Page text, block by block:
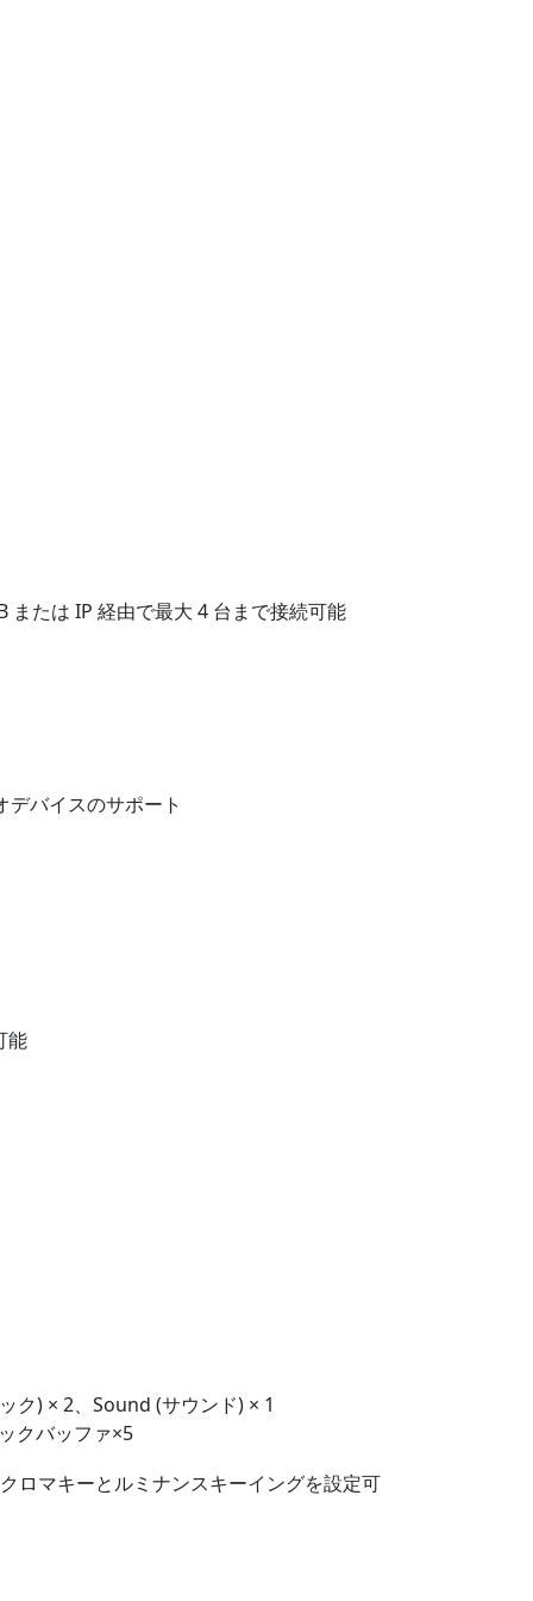
たは IP 経由で最大 4 台まで接続可能
バイスのサポート
能
ク) × 2、Sound (サウンド) × 1
クバッファ×5
ロマキーとルミナンスキーイングを設定可